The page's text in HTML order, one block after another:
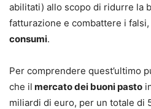
abilitati) allo scopo di ridurre la
fatturazione e combattere i
consumi.
Per comprendere quest’ultimo
che il mercato dei buoni pasto
miliardi di euro, per un totale di